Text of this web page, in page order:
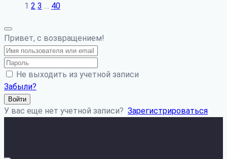
1 2 3 40
Привет, с возвращением!
Не выходить из учетной записи
Забыли?
Войти
У вас еще нет учетной записи? Зарегистрироваться